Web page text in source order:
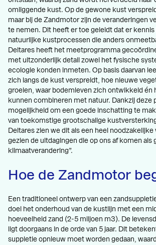
omliggende kust. Op de gewone kust
maar bij de Zandmotor zijn de veranderingen
te nemen. Dit heeft er toe geleidt dat er kennis
natuurlijke kustprocessen die anders
Deltares heeft het meetprogramma
met uitzonderlijk detail zowel het fysische
ecologie konden inmeten. Op basis daarvan
zich langs de kust verspreidt, hoe nieuwe
groeien, waar bodemleven zich ontwikkeld én
kunnen combineren met natuur. Dankzij deze
mogelijkheid om een goede inschatting te
van toekomstige grootschalige
Deltares zien we dit als een heel noodzakelijke
gezien de uitdagingen die op ons af komen als
klimaatverandering”.
Hoe de Zandmotor
Een traditioneel ontwerp van een
doel het onderhoud van de kustlijn met een
hoeveelheid zand (2-5 miljoen m3). De
ligt doorgaans in de orde van 5 jaar. Dit
suppletie opnieuw moet worden gedaan,